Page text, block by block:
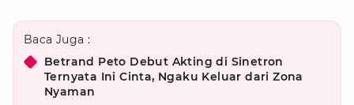
Baca Juga :
Betrand Peto Debut Akting di Sinetron
Ternyata Ini Cinta, Ngaku Keluar dari Zona
Nyaman